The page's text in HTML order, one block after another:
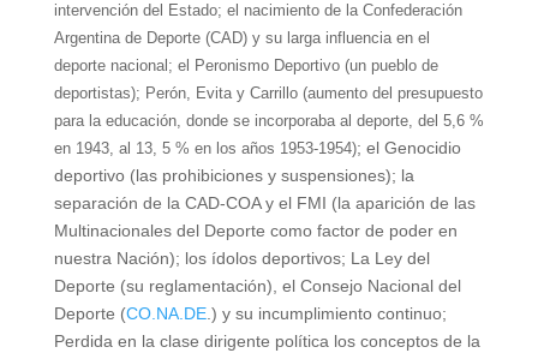
intervención del Estado; el nacimiento de la Confederación
Argentina de Deporte (CAD) y su larga influencia en el
deporte nacional; el Peronismo Deportivo (un pueblo de
deportistas); Perón, Evita y Carrillo (aumento del presupuesto
para la educación, donde se incorporaba al deporte, del 5,6 %
en 1943, al 13, 5 % en los años 1953-1954); el Genocidio
deportivo (las prohibiciones y suspensiones); la
separación de la CAD-COA y el FMI (la aparición de las
Multinacionales del Deporte como factor de poder en
nuestra Nación); los ídolos deportivos; La Ley del
Deporte (su reglamentación), el Consejo Nacional del
Deporte (CO.NA.DE.) y su incumplimiento continuo;
Perdida en la clase dirigente políticalos conceptos de la